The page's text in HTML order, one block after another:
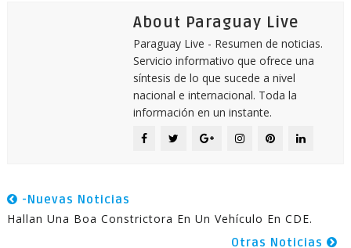
About Paraguay Live
Paraguay Live - Resumen de noticias.
Servicio informativo que ofrece una
síntesis de lo que sucede a nivel
nacional e internacional. Toda la
información en un instante.
-Nuevas Noticias
Hallan Una Boa Constrictora En Un Vehículo En CDE.
Otras Noticias